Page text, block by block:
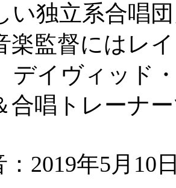
い独立系合唱
監督にはレ
デイヴィッド
合唱トレーナ
2019年5月10